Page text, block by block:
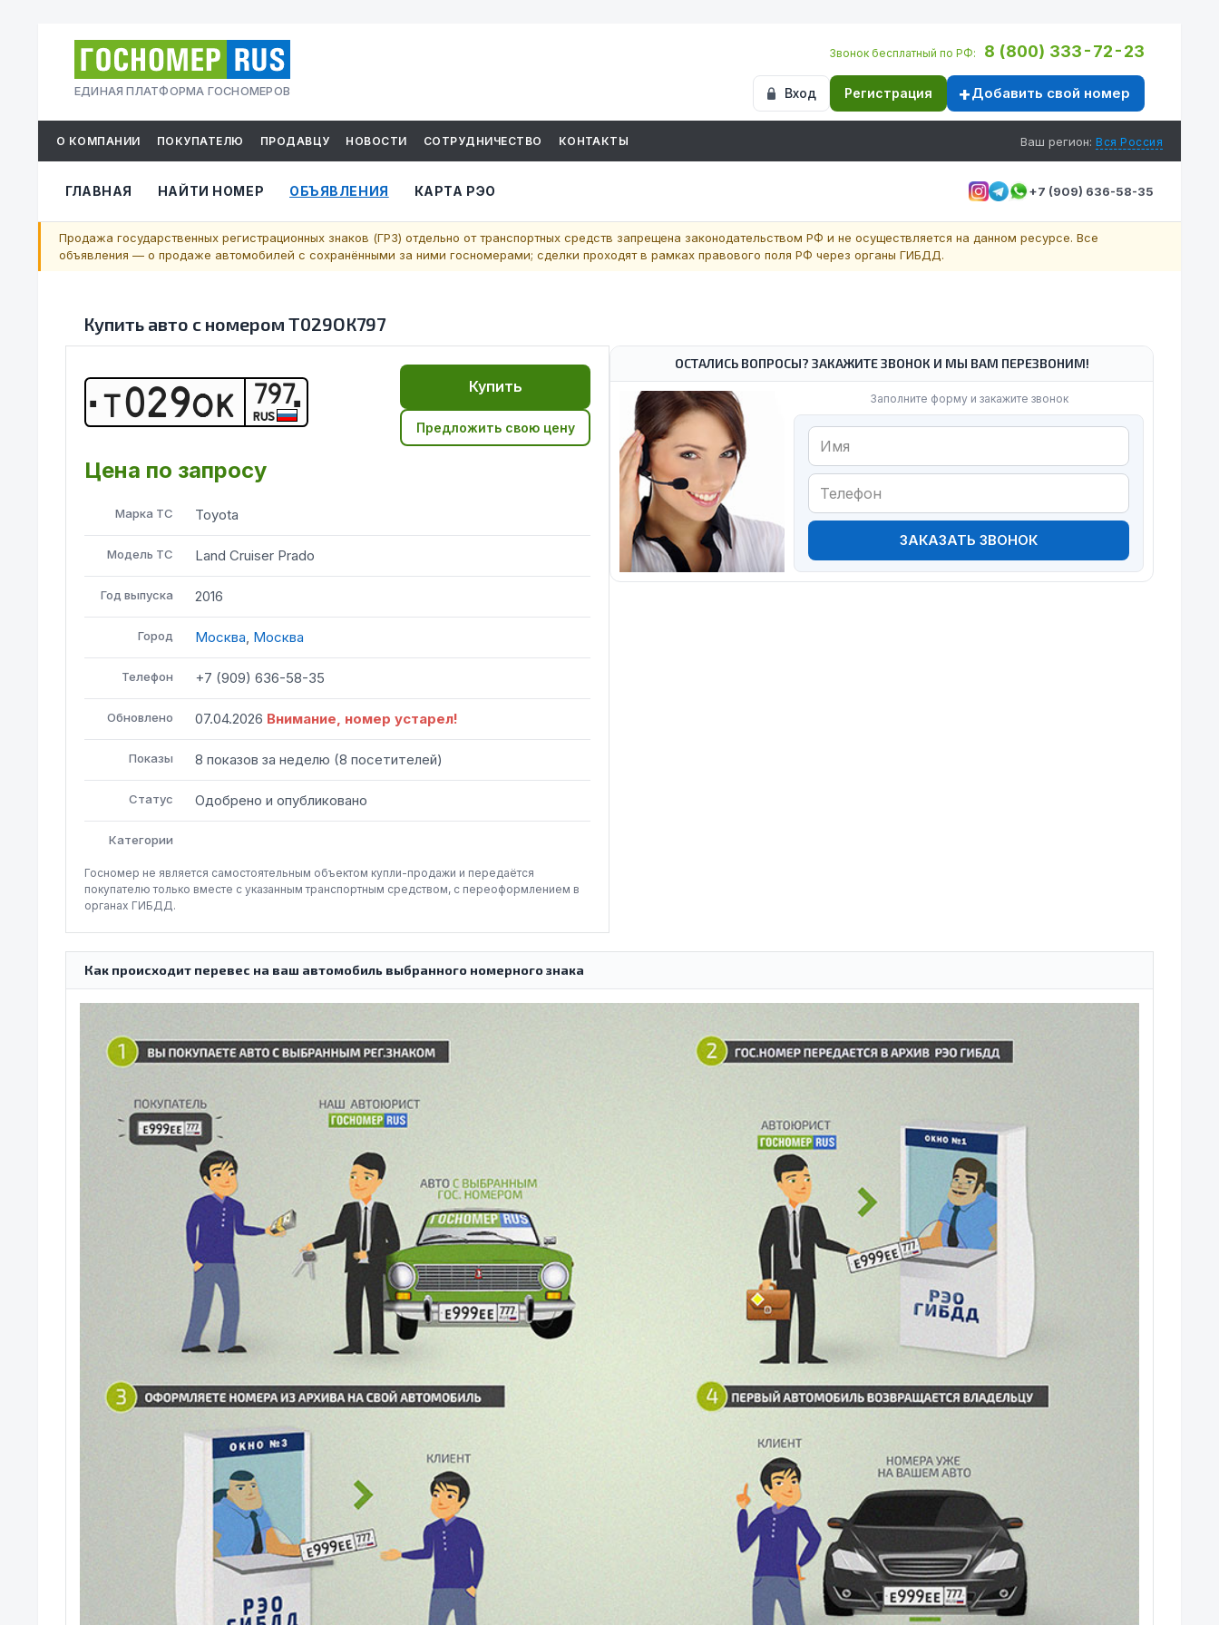
ЕДИНАЯ ПЛАТФОРМА ГОСНОМЕРОВ
Звонок бесплатный по РФ: 8 (800) 333-72-23
Вход Регистрация Добавить свой номер
О КОМПАНИИ ПОКУПАТЕЛЮ ПРОДАВЦУ НОВОСТИ СОТРУДНИЧЕСТВО КОНТАКТЫ Ваш регион: Вся Россия
ГЛАВНАЯ НАЙТИ НОМЕР ОБЪЯВЛЕНИЯ КАРТА РЭО +7 (909) 636-58-35
Продажа государственных регистрационных знаков (ГРЗ) отдельно от транспортных средств запрещена законодательством РФ и не осуществляется на данном ресурсе. Все
объявления — о продаже автомобилей с сохранёнными за ними госномерами; сделки проходят в рамках правового поля РФ через органы ГИБДД.
Купить авто с номером Т029ОК797
Т029ОК 797
RUS
Купить
Предложить свою цену
Цена по запросу
Марка ТС Toyota
Модель ТС Land Cruiser Prado
Год выпуска 2016
Город Москва, Москва
Телефон +7 (909) 636-58-35
Обновлено 07.04.2026 Внимание, номер устарел!
Показы 8 показов за неделю (8 посетителей)
Статус Одобрено и опубликовано
Категории
Госномер не является самостоятельным объектом купли-продажи и передаётся
покупателю только вместе с указанным транспортным средством, с переоформлением в
органах ГИБДД.
ОСТАЛИСЬ ВОПРОСЫ? ЗАКАЖИТЕ ЗВОНОК И МЫ ВАМ ПЕРЕЗВОНИМ!
Заполните форму и закажите звонок
ЗАКАЗАТЬ ЗВОНОК
Как происходит перевес на ваш автомобиль выбранного номерного знака